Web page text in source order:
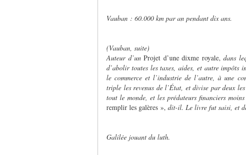
Vauban : 60.000 km par an pendant dix ans.
(Vauban, suite)
Auteur d’unProjet d’une dixme royale,dans
d’abolir toutes les taxes, aides, et autre impôts
le commerce et l’industrie de l’autre, à une
triple les revenus de l’État, et divise par deux
tout le monde, et les prédateurs financiers moins
remplir les galères », dit-il. Le livre fut saisi, et
Galilée jouant du luth.